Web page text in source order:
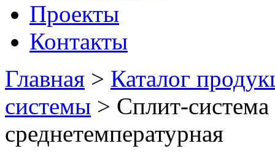
Проекты
Контакты
Главная > Каталог
системы > Сплит-
среднетемпературная